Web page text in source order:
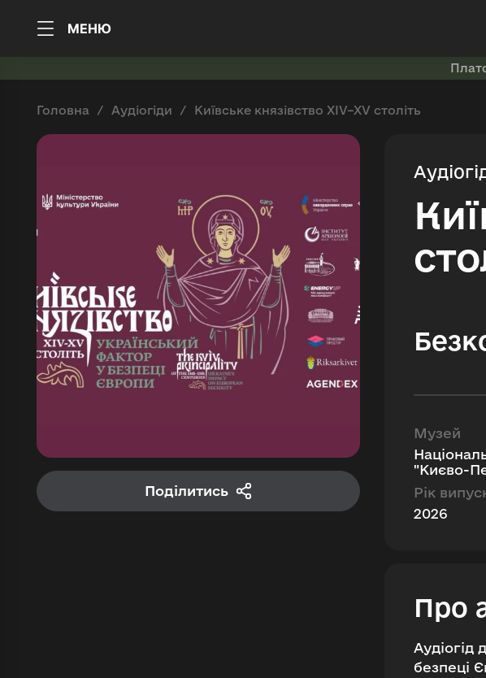
МЕНЮ
Головна Аудіогіди Київське князівство XIV–XV століть
Поділитись
Музей
"Києво-
Рік
2026
Про
Аудіогід
безпеці